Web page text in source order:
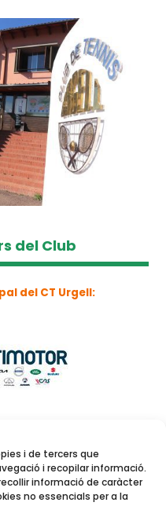
i de tercers que
i recopilar informació.
informació de caràcter
no essencials per a la
del Club
del CT Urgell: